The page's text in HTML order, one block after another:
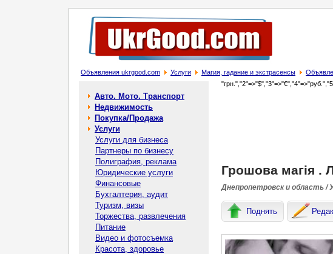
Объявления ukrgood.com Услуги Магия, гадание и экстрасенсы
Авто. Мото. Транспорт
Недвижимость
Покупка/Продажа
Услуги
Услуги для бизнеса
Партнеры по бизнесу
Полиграфия, реклама
Юридические услуги
Финансовые
Бухгалтерия, аудит
Туризм, визы
Торжества, развлечения
Питание
Видео и фотосъемка
Красота, здоровье
Грошова магія .
Днепропетровск и область /
Поднять